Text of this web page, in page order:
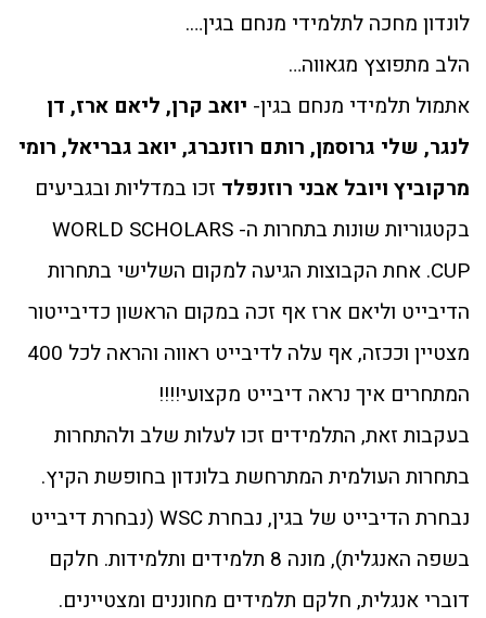
לונדון מחכה לתלמידי מנחם בגין….
הלב מתפוצץ מגאווה…
אתמול תלמידי מנחם בגין- יואב קרן, ליאם ארז, דן
לנגר, שלי גרוסמן, רותם רוזנברג, יואב גבריאל, רומי
מרקוביץ ויובל אבני רוזנפלד זכו במדליות ובגביעים
בקטגוריות שונות בתחרות ה- WORLD SCHOLARS
CUP. אחת הקבוצות הגיעה למקום השלישי בתחרות
הדיבייט וליאם ארז אף זכה במקום הראשון כדיבייטור
מצטיין וככזה, אף עלה לדיבייט ראווה והראה לכל 400
המתחרים איך נראה דיבייט מקצועי!!!!
בעקבות זאת, התלמידים זכו לעלות שלב ולהתחרות
בתחרות העולמית המתרחשת בלונדון בחופשת הקיץ.
נבחרת הדיבייט של בגין, נבחרת WSC (נבחרת דיבייט
בשפה האנגלית), מונה 8 תלמידים ותלמידות. חלקם
דוברי אנגלית, חלקם תלמידים מחוננים ומצטיינים.